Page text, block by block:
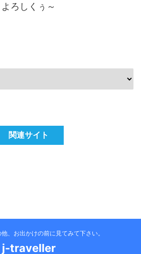
よろしくぅ～
関連サイト
、お出かけの前に見てみて下さい。
j-traveller